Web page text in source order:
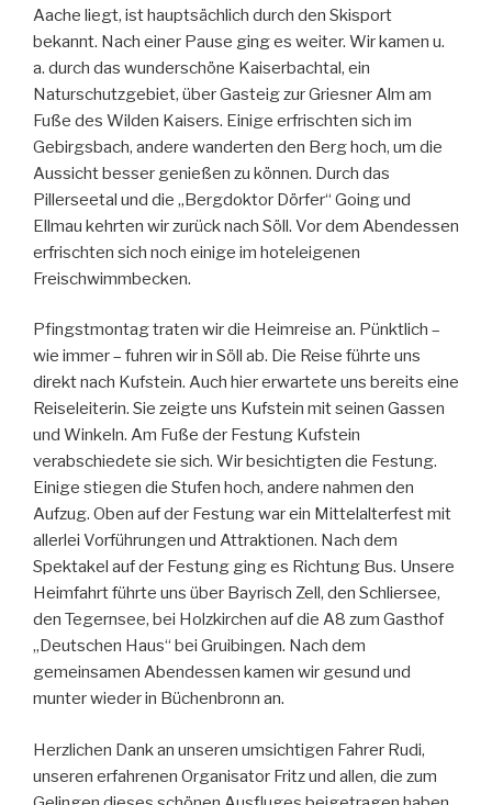
Aache liegt, ist hauptsächlich durch den Skisport
bekannt. Nach einer Pause ging es weiter. Wir kamen u.
a. durch das wunderschöne Kaiserbachtal, ein
Naturschutzgebiet, über Gasteig zur Griesner Alm am
Fuße des Wilden Kaisers. Einige erfrischten sich im
Gebirgsbach, andere wanderten den Berg hoch, um die
Aussicht besser genießen zu können. Durch das
Pillerseetal und die „Bergdoktor Dörfer“ Going und
Ellmau kehrten wir zurück nach Söll. Vor dem Abendessen
erfrischten sich noch einige im hoteleigenen
Freischwimmbecken.
Pfingstmontag traten wir die Heimreise an. Pünktlich –
wie immer – fuhren wir in Söll ab. Die Reise führte uns
direkt nach Kufstein. Auch hier erwartete uns bereits eine
Reiseleiterin. Sie zeigte uns Kufstein mit seinen Gassen
und Winkeln. Am Fuße der Festung Kufstein
verabschiedete sie sich. Wir besichtigten die Festung.
Einige stiegen die Stufen hoch, andere nahmen den
Aufzug. Oben auf der Festung war ein Mittelalterfest mit
allerlei Vorführungen und Attraktionen. Nach dem
Spektakel auf der Festung ging es Richtung Bus. Unsere
Heimfahrt führte uns über Bayrisch Zell, den Schliersee,
den Tegernsee, bei Holzkirchen auf die A8 zum Gasthof
„Deutschen Haus“ bei Gruibingen. Nach dem
gemeinsamen Abendessen kamen wir gesund und
munter wieder in Büchenbronn an.
Herzlichen Dank an unseren umsichtigen Fahrer Rudi,
unseren erfahrenen Organisator Fritz und allen, die zum